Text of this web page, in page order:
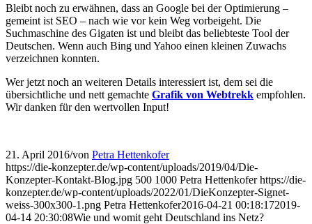
Bleibt noch zu erwähnen, dass an Google bei der Optimierung –
gemeint ist SEO – nach wie vor kein Weg vorbeigeht. Die
Suchmaschine des Gigaten ist und bleibt das beliebteste Tool der
Deutschen. Wenn auch Bing und Yahoo einen kleinen Zuwachs
verzeichnen konnten.
Wer jetzt noch an weiteren Details interessiert ist, dem sei die
übersichtliche und nett gemachte Grafik von Webtrekk empfohlen.
Wir danken für den wertvollen Input!
21. April 2016/von Petra Hettenkofer
https://die-konzepter.de/wp-content/uploads/2019/04/Die-
Konzepter-Kontakt-Blog.jpg 500 1000 Petra Hettenkofer https://die-
konzepter.de/wp-content/uploads/2022/01/DieKonzepter-Signet-
weiss-300x300-1.png Petra Hettenkofer2016-04-21 00:18:172019-
04-14 20:30:08Wie und womit geht Deutsch­land ins Netz?